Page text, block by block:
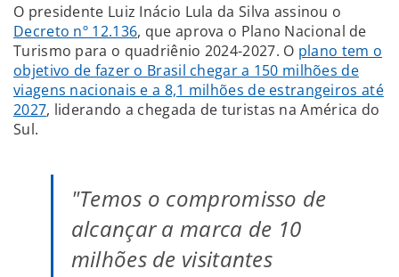
O presidente Luiz Inácio Lula da Silva assinou o
Decreto nº 12.136, que aprova o Plano Nacional de
Turismo para o quadriênio 2024-2027. O plano tem o
objetivo de fazer o Brasil chegar a 150 milhões de
viagens nacionais e a 8,1 milhões de estrangeiros até
2027, liderando a chegada de turistas na América do
Sul.
"Temos o compromisso de
alcançar a marca de 10
milhões de visitantes